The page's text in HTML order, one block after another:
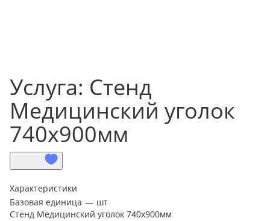
Услуга: Стенд
Медицинский уголок
740х900мм
Характеристики
Базовая единица — шт
Стенд Медицинский уголок 740х900мм